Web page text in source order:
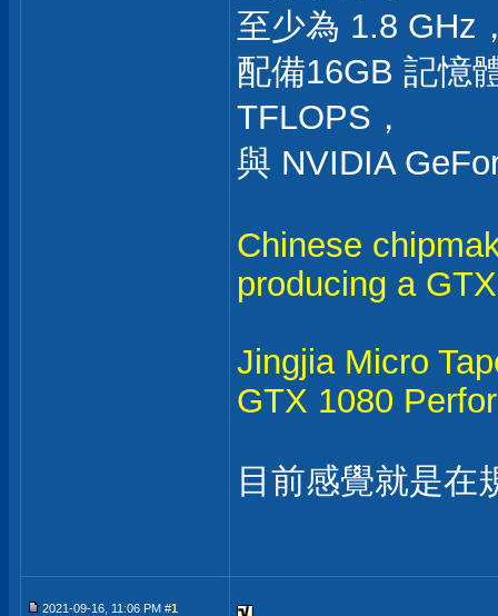
至少為 1.8 GHz
配備16GB 記憶
TFLOPS，
與 NVIDIA
Chinese
producing a
Jingjia Micro
GTX 1080
目前感覺就是在
2021-09-16, 11:06 PM #1